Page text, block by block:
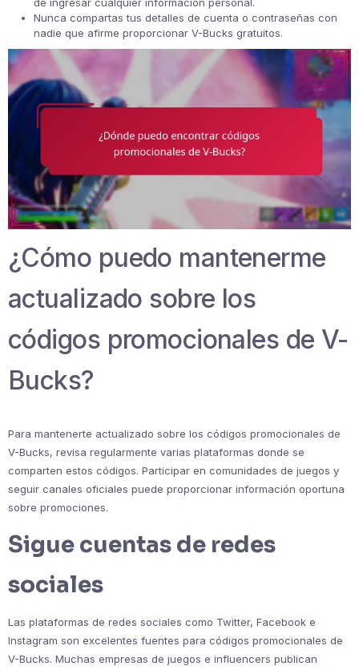
de ingresar cualquier información personal.
Nunca compartas tus detalles de cuenta o contraseñas con
nadie que afirme proporcionar V-Bucks gratuitos.
¿Cómo puedo mantenerme
actualizado sobre los
códigos promocionales de V-
Bucks?
Para mantenerte actualizado sobre los códigos promocionales de
V-Bucks, revisa regularmente varias plataformas donde se
comparten estos códigos. Participar en comunidades de juegos y
seguir canales oficiales puede proporcionar información oportuna
sobre promociones.
Sigue cuentas de redes
sociales
Las plataformas de redes sociales como Twitter, Facebook e
Instagram son excelentes fuentes para códigos promocionales de
V-Bucks. Muchas empresas de juegos e influencers publican